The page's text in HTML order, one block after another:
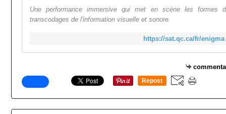
Une performance immersive qui met en scène les formes
transcodages de l'information visuelle et sonore.
https://sat.qc.ca/fr/enigma
Repost